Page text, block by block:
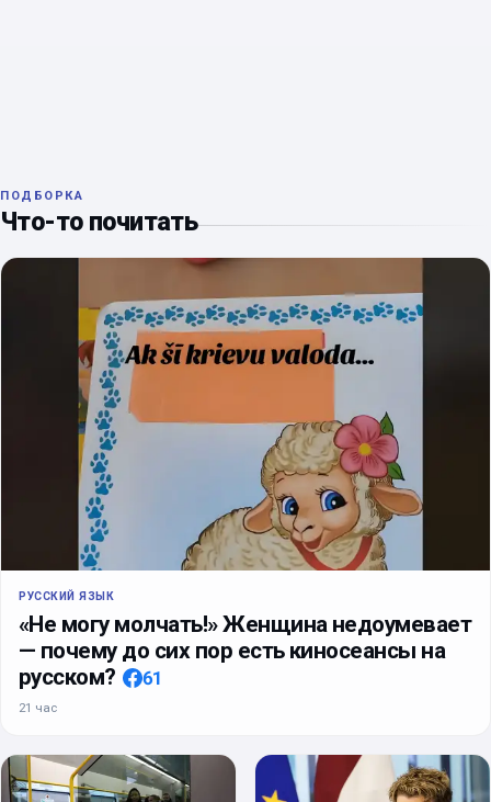
ПОДБОРКА
Что-то почитать
РУССКИЙ ЯЗЫК
«Не могу молчать!» Женщина недоумевает
— почему до сих пор есть киносеансы на
русском?
61
21 час